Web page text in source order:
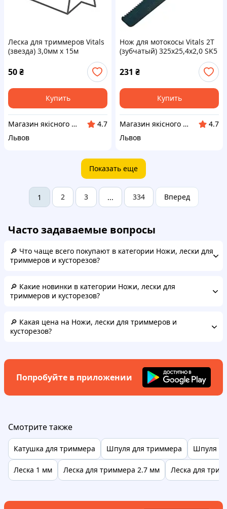
Леска для триммеров Vitals
(звезда) 3,0мм х 15м
50₴
Купить
Магазин якісного інструменту Tools Shop 24/7
4.7
Львов
Нож для мотокосы Vitals 2Т
(зубчатый) 325х25,4х2,0 SK5
231 ₴
Купить
Магазин якісного інструменту Tools Shop 24/7
4.7
Львов
Показать еще
1 2 3 ... 334 Вперед
Часто задаваемые вопросы
🔎 Что чаще всего покупают в категории Ножи, лески для
триммеров и кусторезов?
🔎 Какие новинки в категории Ножи, лески для
триммеров и кусторезов?
🔎 Какая цена на Ножи, лески для триммеров и
кусторезов?
Попробуйте в приложении
Смотрите также
Катушка для триммера Шпуля для триммера Шпуля
Леска 1 мм Леска для триммера 2.7 мм Леска для